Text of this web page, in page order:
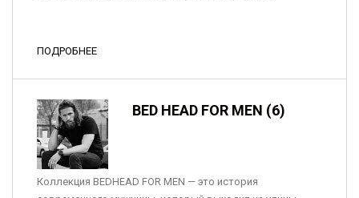
ПОДРОБНЕЕ
BED HEAD FOR MEN (6)
Коллекция BEDHEAD FOR MEN — это история